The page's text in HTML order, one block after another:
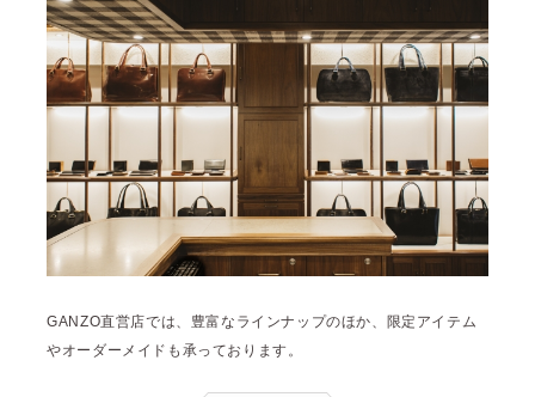
GANZO直営店では、豊富なラインナップのほか、限定アイテム
やオーダーメイドも承っております。